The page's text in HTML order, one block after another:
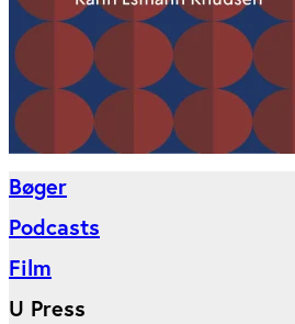
Bøger
Podcasts
Film
U Press